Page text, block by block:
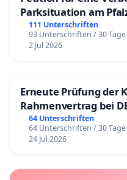
Parksituation am
111 Unterschriften
93 Unterschriften / 30 Tage
2 Jul 2026
Erneute Prüfung der
Rahmenvertrag bei
64 Unterschriften
64 Unterschriften / 30 Tage
24 Jul 2026